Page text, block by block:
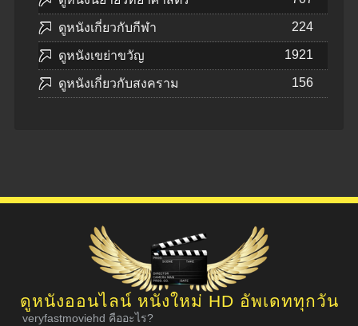
ดูหนังเกี่ยวกับกีฬา 224
ดูหนังเขย่าขวัญ 1921
ดูหนังเกี่ยวกับสงคราม 156
ดูหนังออนไลน์ หนังใหม่ HD อัพเดททุกวัน
veryfastmoviehd คืออะไร?